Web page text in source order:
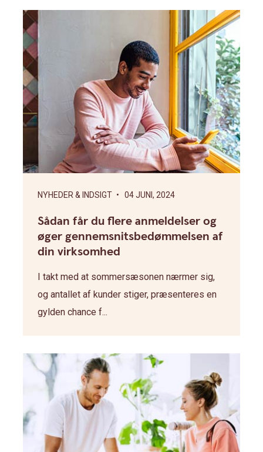
NYHEDER & INDSIGT • 04 JUNI, 2024
Sådan får du flere anmeldelser og
øger gennemsnitsbedømmelsen af
din virksomhed
I takt med at sommersæsonen nærmer sig,
og antallet af kunder stiger, præsenteres en
gylden chance f...